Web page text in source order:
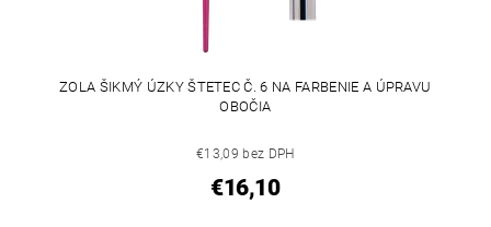
ZOLA ŠIKMÝ ÚZKY ŠTETEC Č. 6 NA FARBENIE A ÚPRAVU
OBOČIA
€13,09 bez DPH
€16,10